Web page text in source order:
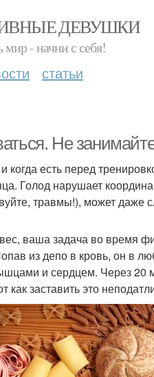
ДЕВУШКИ
- начни с себя!
статьи
Не
когда есть перед
Голод нарушает
травмы!), может даже
ваша задача во время
из депо в кровь, он в
и сердцем. Через 20
как заставить это